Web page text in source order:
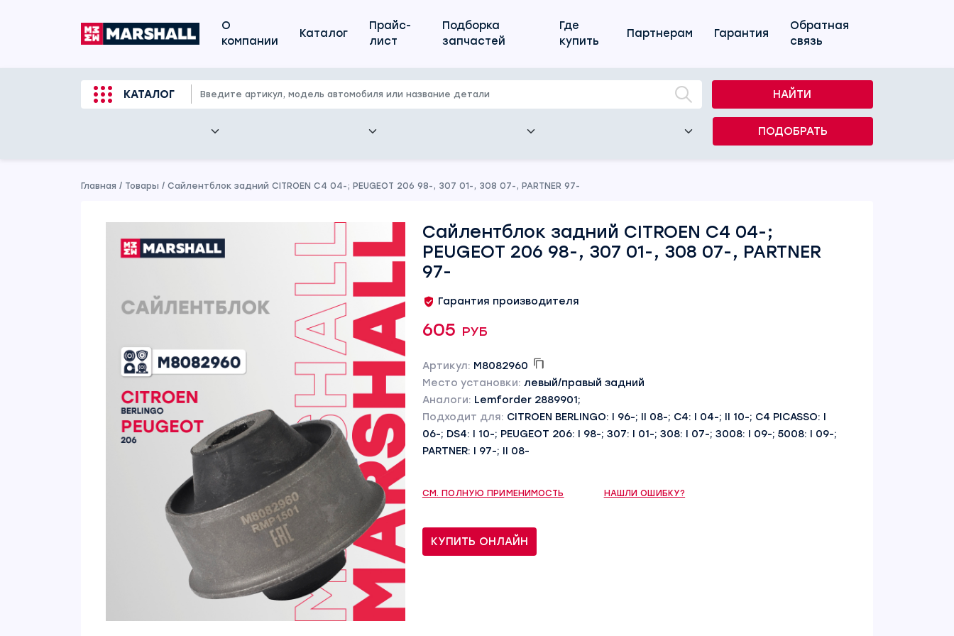
О
компании
Каталог
Прайс-
лист
Подборка
запчастей
Где
купить
Партнерам Гарантия
Обратная
связь
КАТАЛОГ НАЙТИ
ПОДОБРАТЬ
Главная / Товары / Сайлентблок задний CITROEN C4 04-; PEUGEOT 206 98-, 307 01-, 308 07-, PARTNER 97-
Сайлентблок задний CITROEN C4 04-;
PEUGEOT 206 98-, 307 01-, 308 07-, PARTNER
97-
Гарантия производителя
605 руб
Артикул: M8082960
Место установки: левый/правый задний
Аналоги: Lemforder 2889901;
Подходит для: CITROEN BERLINGO: I 96-; II 08-; C4: I 04-; II 10-; C4 PICASSO: I
06-; DS4: I 10-; PEUGEOT 206: I 98-; 307: I 01-; 308: I 07-; 3008: I 09-; 5008: I 09-;
PARTNER: I 97-; II 08-
СМ. ПОЛНУЮ ПРИМЕНИМОСТЬ НАШЛИ ОШИБКУ?
КУПИТЬ ОНЛАЙН